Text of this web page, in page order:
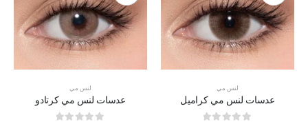
لنس مي
عدسات لنس مي كراميل
لنس مي
عدسات لنس مي كرتادو